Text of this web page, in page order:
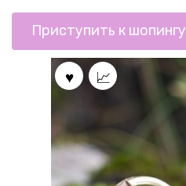
Приступить к шопингу